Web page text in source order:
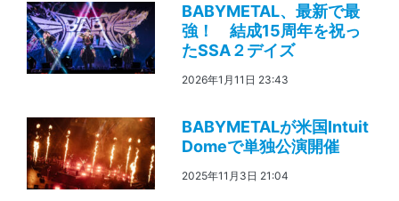
BABYMETAL、最新で最
強！ 結成15周年を祝っ
たSSA２デイズ
2026年1月11日 23:43
BABYMETALが米国Intuit
Domeで単独公演開催
2025年11月3日 21:04